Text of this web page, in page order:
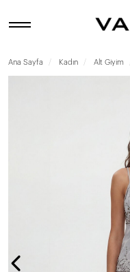
Ana Sayfa Kadın Alt Giyim